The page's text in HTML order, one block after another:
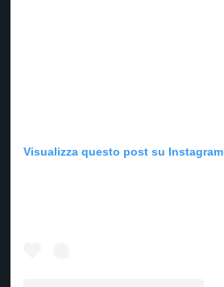
Visualizza questo post su Instagram